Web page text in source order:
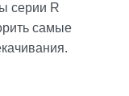
серии R
самые